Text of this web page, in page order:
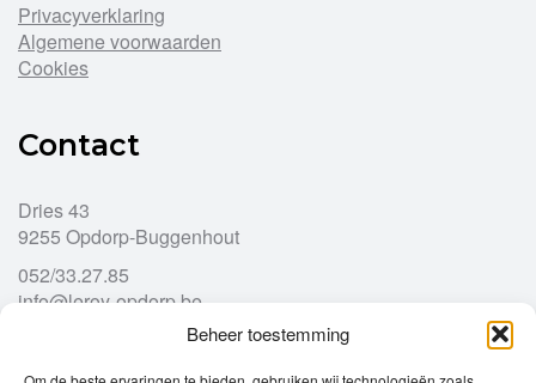
Beheer toestemming
Privacyverklaring
Algemene voorwaarden
Cookies
Contact
Dries 43
9255 Opdorp-Buggenhout
052/33.27.85
info@leroy-opdorp.be